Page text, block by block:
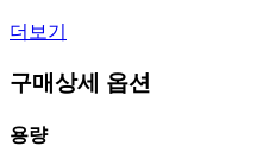
더보기
구매상세 옵션
용량